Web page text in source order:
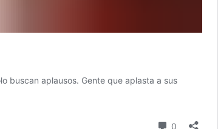
buscan aplausos. Gente que aplasta a sus
0